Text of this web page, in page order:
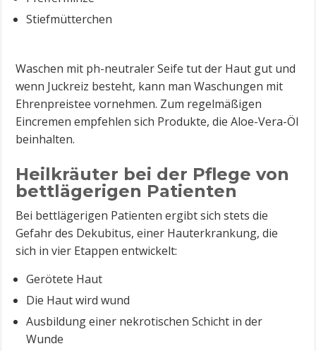
Stiefmütterchen
Waschen mit ph-neutraler Seife tut der Haut gut und
wenn Juckreiz besteht, kann man Waschungen mit
Ehrenpreistee vornehmen. Zum regelmäßigen
Eincremen empfehlen sich Produkte, die Aloe-Vera-Öl
beinhalten.
Heilkräuter bei der Pflege von
bettlägerigen Patienten
Bei bettlägerigen Patienten ergibt sich stets die
Gefahr des Dekubitus, einer Hauterkrankung, die
sich in vier Etappen entwickelt:
Gerötete Haut
Die Haut wird wund
Ausbildung einer nekrotischen Schicht in der
Wunde